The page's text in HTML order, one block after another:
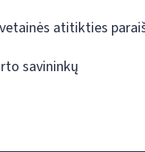
atitikties
savininkų